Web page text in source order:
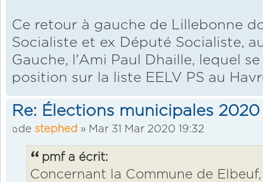
Ce retour à gauche de Lillebonne
Socialiste et ex Député Socialiste,
Gauche, l'Ami Paul Dhaille, lequel
position sur la liste EELV PS au
Re: Élections municipales
de stephed » Mar 31 Mar 2020 19:32
pmf a écrit:
Concernant la Commune de